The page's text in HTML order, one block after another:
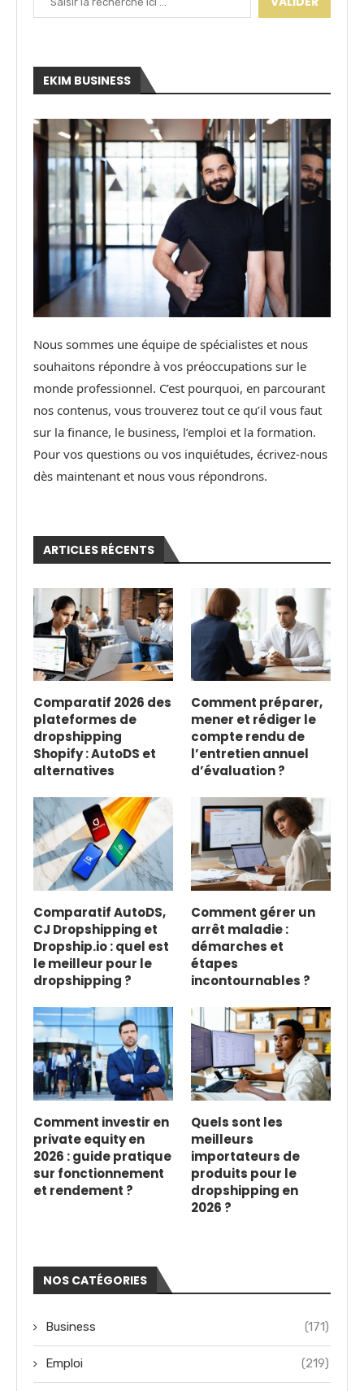
EKIM BUSINESS
Nous sommes une équipe de spécialistes et nous
souhaitons répondre à vos préoccupations sur le
monde professionnel. C’est pourquoi, en parcourant
nos contenus, vous trouverez tout ce qu’il vous faut
sur la finance, le business, l’emploi et la formation.
Pour vos questions ou vos inquiétudes, écrivez-nous
dès maintenant et nous vous répondrons.
ARTICLES RÉCENTS
Comparatif 2026 des
plateformes de
dropshipping
Shopify : AutoDS et
alternatives
Comment préparer,
mener et rédiger le
compte rendu de
l’entretien annuel
d’évaluation ?
Comparatif AutoDS,
CJ Dropshipping et
Dropship.io : quel est
le meilleur pour le
dropshipping ?
Comment gérer un
arrêt maladie :
démarches et
étapes
incontournables ?
Comment investir en
private equity en
2026 : guide pratique
sur fonctionnement
et rendement ?
Quels sont les
meilleurs
importateurs de
produits pour le
dropshipping en
2026 ?
NOS CATÉGORIES
Business (171)
Emploi (219)